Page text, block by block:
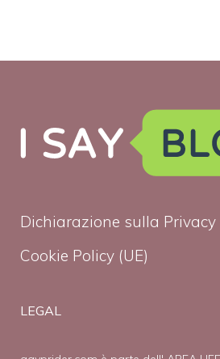
Dichiarazione sulla Privacy
Cookie Policy (UE)
LEGAL